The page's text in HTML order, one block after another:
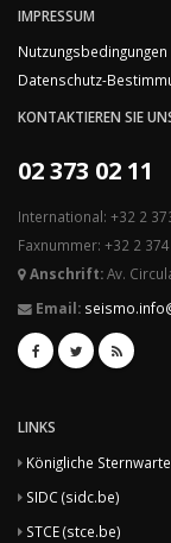
IMPRESSUM
Nutzungsbedingungen
Datenschutz-
KONTAKTIEREN SIE
02 373 02 11
International: +32 2
Faxnummer: +32 2
Anschrift:Av.
Email:
LINKS
Königliche
SIDC (sidc.be)
STCE (stce.be)